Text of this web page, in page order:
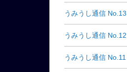
うみうし通信 No.13
うみうし通信 No.12
うみうし通信 No.11